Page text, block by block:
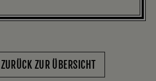
ZURÜCK ZUR ÜBERSICHT